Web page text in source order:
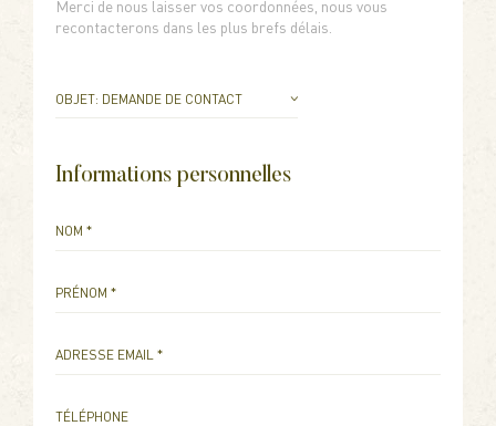
Merci de nous laisser vos coordonnées, nous vous
recontacterons dans les plus brefs délais.
OBJET: DEMANDE DE CONTACT
OBJET: DEMANDE DE DEVIS
Informations personnelles